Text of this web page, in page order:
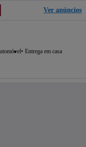
Ver anúncios
Entrega em casa